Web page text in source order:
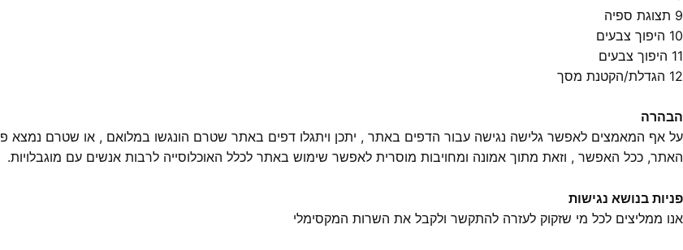
9 תצוגת ספיה
10 היפוך צבעים
11 היפוך צבעים
12 הגדלת/הקטנת מסך
הבהרה
על אף המאמצים לאפשר גלישה נגישה עבור הדפים באתר , יתכן ויתגלו דפים באתר שטרם הונגשו במלואם , או שטרם נמצא
האתר, ככל האפשר , וזאת מתוך אמונה ומחויבות מוסרית לאפשר שימוש באתר לכלל האוכלוסייה לרבות אנשים עם מוגבלויות.
פניות בנושא נגישות
אנו ממליצים לכל מי שזקוק לעזרה להתקשר ולקבל את השרות המקסימלי